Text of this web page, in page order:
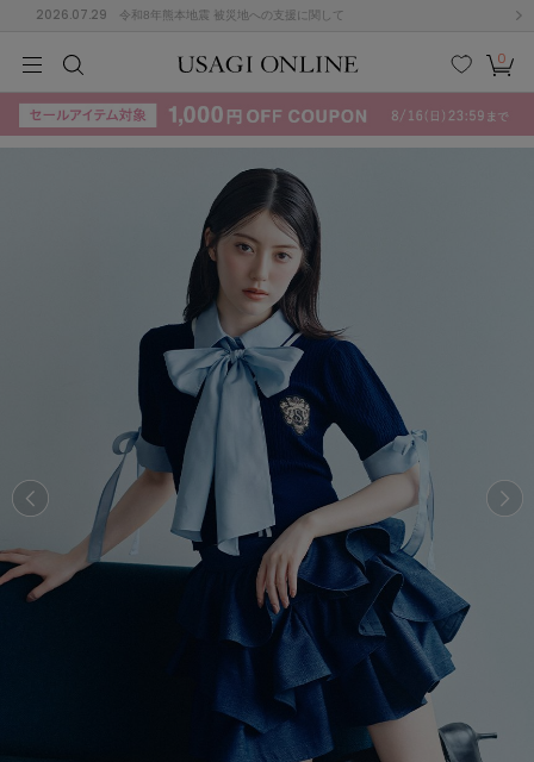
2026.07.29 令和8年熊本地震 被災地への支援に関して
検索
お気
に入
カー
ト
0
KIDSBABYBEAUTYLIFE STYLE
(715)
ームウェア (535)
(2005)
KIDSBABYBEAUTYLIFE STYLE
F G
S U
Z
その
他
ACYM
アシーム
adidas
アディダス
アディダス バイ ステラマッカートニー